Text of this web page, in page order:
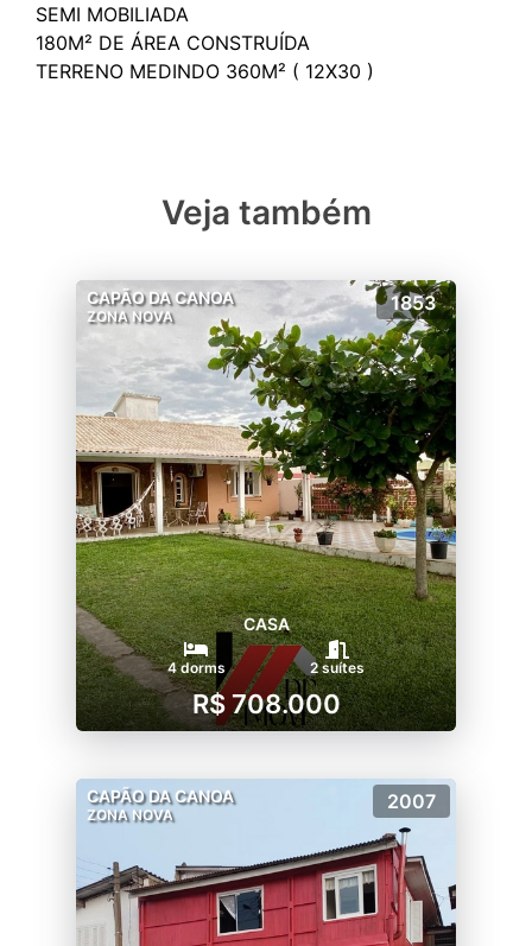
SEMI MOBILIADA
180M² DE ÁREA CONSTRUÍDA
Veja também
CAPÃO DA CANOA
ZONA NOVA
1853
CASA
4 dorms 2 suítes
R$ 708.000
CAPÃO DA CANOA
ZONA NOVA
2007